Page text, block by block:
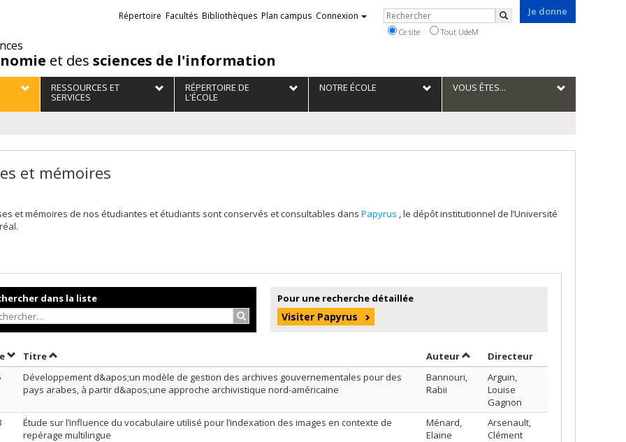
et des sciences de l'information
Je donne
Liens
externes
Répertoire Facultés Bibliothèques Plan campus Connexion Rechercher
Rechercher
Ce site Tout UdeM
RESSOURCES ET
SERVICES
RÉPERTOIRE DE
L'ÉCOLE
NOTRE ÉCOLE VOUS ÊTES...
et mémoires
et mémoires de nos étudiantes et étudiants sont conservés et consultables dans Papyrus , le dépôt institutionnel de l’Université
dans la liste
Rechercher…
Pour une recherche détaillée
Visiter Papyrus
Trier par date en ordre croissant
TitreTrier par titre en ordre croissant AuteurTrier par auteur en ordre croissant
Directeur
Développement d&apos;un modèle de gestion des archives gouvernementales pour des
pays arabes, à partir d&apos;une approche archivistique nord-américaine
Bannouri,
Rabii
Arguin,
Louise
Gagnon
Étude sur l’influence du vocabulaire utilisé pour l’indexation des images en contexte de
repérage multilingue
Ménard,
Elaine
Arsenault,
Clément